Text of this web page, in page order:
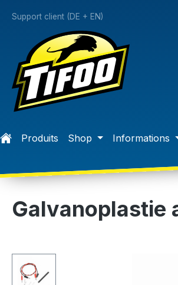
Passer à la navigation
Support client (DE + EN)
Produits Shop Informations
Galvanoplastie
Ignorer la galerie d'images